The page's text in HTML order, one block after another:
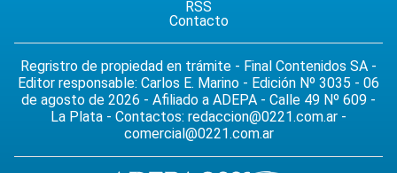
RSS
Contacto
Regristro de propiedad en trámite - Final Contenidos SA -
Editor responsable: Carlos E. Marino - Edición Nº 3035 - 06
de agosto de 2026 - Afiliado a ADEPA - Calle 49 Nº 609 -
La Plata - Contactos: redaccion@0221.com.ar -
comercial@0221.com.ar